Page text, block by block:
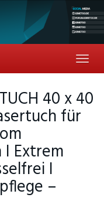
40 x 40
für
Extrem
I
–